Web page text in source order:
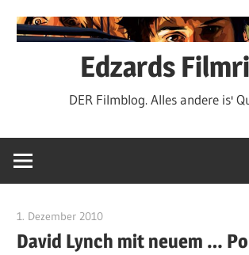
Inhalt
Edzards
DER Filmblog. Alles andere is'
1. Dezember 2010
David Lynch mit neuem …